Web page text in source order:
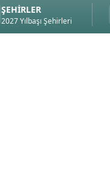
ŞEHIRLER
2027 Yılbaşı Şehirleri